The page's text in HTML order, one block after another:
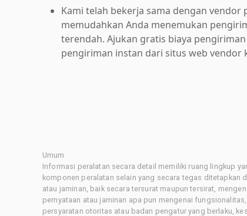
Kami telah bekerja sama dengan
memudahkan Anda menemukan
terendah. Ajukan gratis biaya
pengiriman instan dari situs web vendor
Umum
Informasi peralatan secara detail memiliki ruang lingkup
komponen peralatan selain yang secara tegas ditetapkan
atau jaminan, baik secara tersurat maupun tersirat,
pernyataan atau jaminan apa pun mengenai
persyaratan otoritas atau badan pengatur yang berlaku,